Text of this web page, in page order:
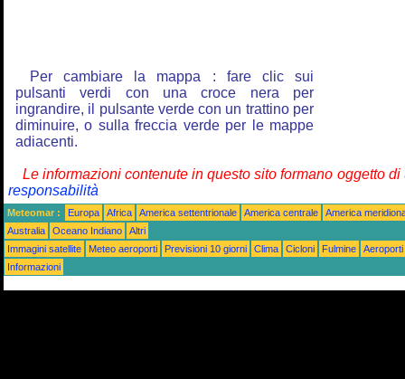
Per cambiare la mappa : fare clic sui
pulsanti verdi con una croce nera per
ingrandire, il pulsante verde con un trattino per
diminuire, o sulla freccia verde per le mappe
adiacenti.
Le informazioni contenute in questo sito formano oggetto
responsabilità
Meteomar : Europa Africa America settentrionale America centrale
America
Australia
Oceano Indiano
Altri
Immagini satellite
Meteo aeroporti Previsioni 10 giorni Clima Cicloni Fulmine
Aeroporti
Informazioni